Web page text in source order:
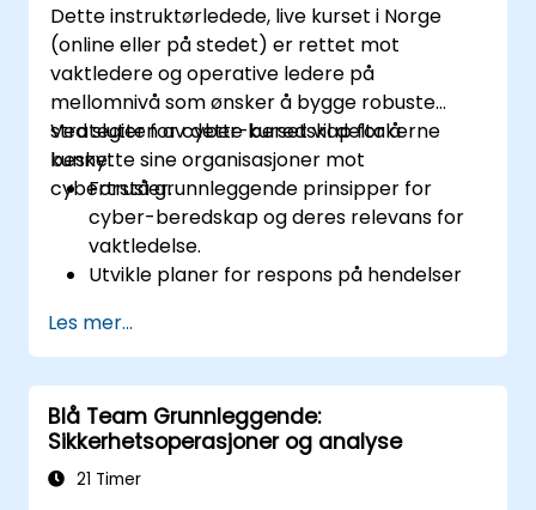
Dette instruktørledede, live kurset i Norge
(online eller på stedet) er rettet mot
vaktledere og operative ledere på
mellomnivå som ønsker å bygge robuste
strategier for cyber-beredskap for å
beskytte sine organisasjoner mot
cybertrusler.
Ved slutten av dette kurset vil deltakerne
kunne:
Forstå grunnleggende prinsipper for
cyber-beredskap og deres relevans for
vaktledelse.
Utvikle planer for respons på hendelser
Identifisere potensielle cybertrusler og
sårbarheter i sitt miljø.
Implementere sikkerhetsprotokoller for å
minimere eksponering for risiko.
Samordne teamrespons under
cyberhendelser og
Les mer...
Blå Team Grunnleggende:
Sikkerhetsoperasjoner og analyse
21 Timer